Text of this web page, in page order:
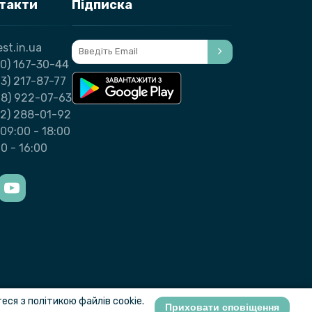
167-30-44
217-87-77
922-07-63
288-01-92
- 18:00
- 16:00
Підписка
з політикою файлів cookie. Приховати сповіщення